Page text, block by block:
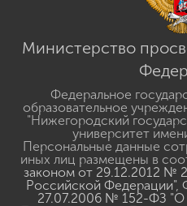
Министерство
Федеральное
образовательное
"Нижегородский
университет
Персональные данные
иных лиц размещены в
законом от 29.12.2012 №
Российской Федерации",
27.07.2006 № 152-ФЗ "О